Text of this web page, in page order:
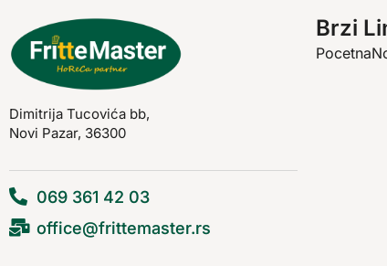
Dimitrija Tucovića bb,
Novi Pazar, 36300
069 361 42 03
office@frittemaster.rs
Brzi
Pocetna